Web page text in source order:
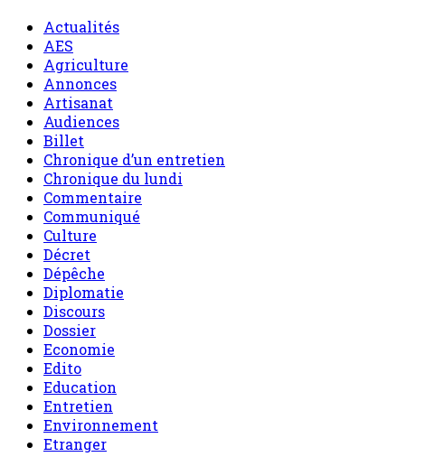
Actualités
AES
Agriculture
Annonces
Artisanat
Audiences
Billet
Chronique d’un entretien
Chronique du lundi
Commentaire
Communiqué
Culture
Décret
Dépêche
Diplomatie
Discours
Dossier
Economie
Edito
Education
Entretien
Environnement
Etranger